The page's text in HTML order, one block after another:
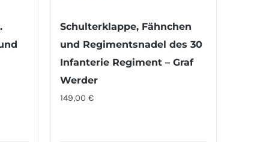
Schulterklappe, Fähnchen
und Regimentsnadel des 30
Infanterie Regiment – Graf
Werder
149,00 €